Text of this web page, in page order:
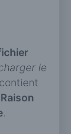
le
Raison
.